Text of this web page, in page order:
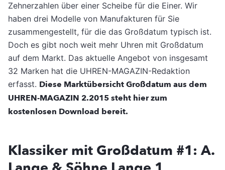
Zehnerzahlen über einer Scheibe für die Einer. Wir
haben drei Modelle von Manufakturen für Sie
zusammengestellt, für die das Großdatum typisch ist.
Doch es gibt noch weit mehr Uhren mit Großdatum
auf dem Markt. Das aktuelle Angebot von insgesamt
32 Marken hat die UHREN-MAGAZIN-Redaktion
erfasst. Diese Marktübersicht Großdatum aus dem
UHREN-MAGAZIN 2.2015 steht hier zum
kostenlosen Download bereit.
Klassiker mit Großdatum #1: A.